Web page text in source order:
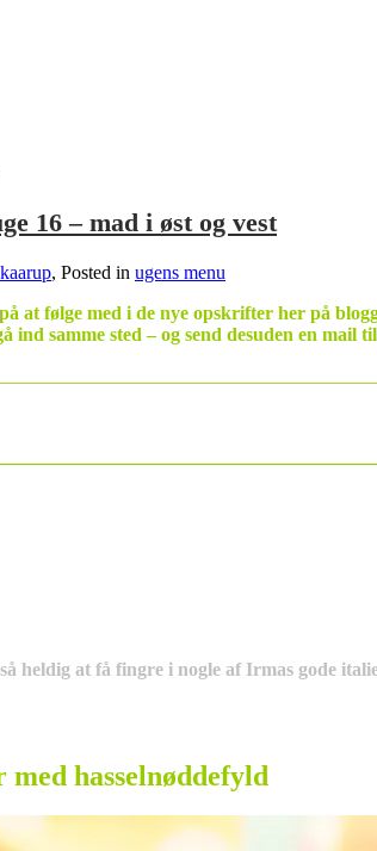
16 – mad i øst og vest
, Posted in ugens menu
at følge med i de nye opskrifter her på
ind samme sted – og send desuden en
heldig at få fingre i nogle af Irmas gode
hasselnøddefyld